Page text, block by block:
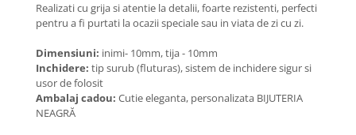
Coliere cu Inimioare
Coliere cu Stea
Coliere cu Soare
Coliere cu Semilună
Realizati cu grija si atentie la detalii, foarte rezistenti, perfecti
pentru a fi purtati la ocazii speciale sau in viata de zi cu zi.
Dimensiuni: inimi- 10mm, tija - 10mm
Inchidere: tip surub (fluturas), sistem de inchidere sigur si
usor de folosit
Ambalaj cadou: Cutie eleganta, personalizata BIJUTERIA
NEAGRĂ